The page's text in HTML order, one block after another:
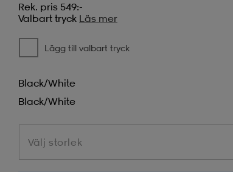
Rek. pris 549:-
Valbart tryck Läs mer
Lägg till valbart tryck
Black/white
Black/white
Välj storlek
Välj storlek